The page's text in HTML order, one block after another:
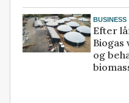
BUSINESS
Efter
og